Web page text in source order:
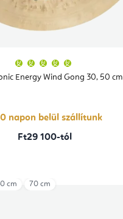
Energy Wind Gong 30, 50 cm
átlagos
értékelése
csillag.
napon belül szállítunk
Ft29 100-tól
cm 70 cm